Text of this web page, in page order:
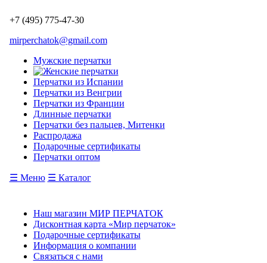
+7 (495) 775-47-30
mirperchatok@gmail.com
Мужские перчатки
Перчатки из Испании
Перчатки из Венгрии
Перчатки из Франции
Длинные перчатки
Перчатки без пальцев, Митенки
Распродажа
Подарочные сертификаты
Перчатки оптом
☰ Меню ☰ Каталог
Наш магазин МИР ПЕРЧАТОК
Дисконтная карта «Мир перчаток»
Подарочные сертификаты
Информация о компании
Связаться с нами